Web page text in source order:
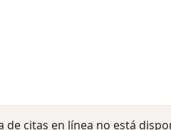
de citas en línea no está